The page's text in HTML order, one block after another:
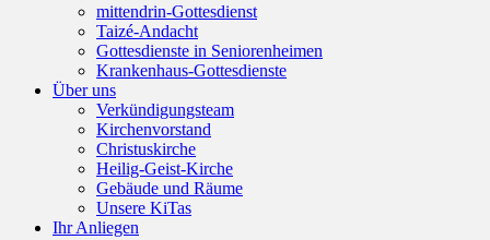
mittendrin-Gottesdienst
Taizé-Andacht
Gottesdienste in Seniorenheimen
Krankenhaus-Gottesdienste
Über uns
Verkündigungsteam
Kirchenvorstand
Christuskirche
Heilig-Geist-Kirche
Gebäude und Räume
Unsere KiTas
Ihr Anliegen